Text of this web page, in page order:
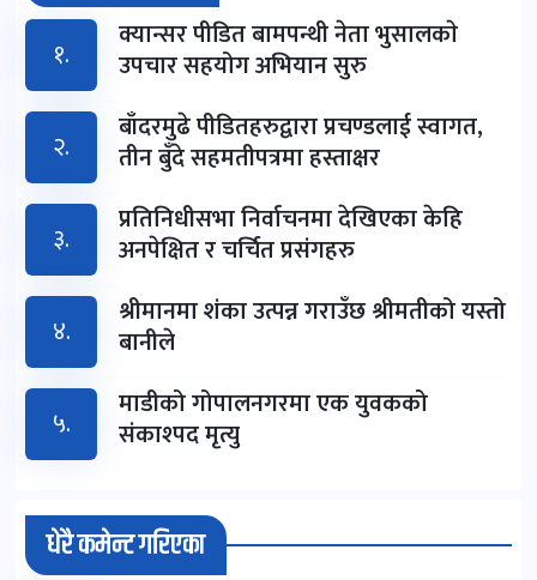
१. क्यान्सर पीडित बामपन्थी नेता भुसालकाे
उपचार सहयोग अभियान सुरु
२.
बाँदरमुढे पीडितहरुद्वारा प्रचण्डलाई स्वागत,
तीन बुँदे सहमतीपत्रमा हस्ताक्षर
३.
प्रतिनिधीसभा निर्वाचनमा देखिएका केहि
अनपेक्षित र चर्चित प्रसंगहरु
४.
श्रीमानमा शंका उत्पन्न गराउँछ श्रीमतीको यस्तो
बानीले
५.
माडीको गोपालनगरमा एक युवकको
संकाश्पद मृत्यु
धेरै कमेन्ट गरिएका